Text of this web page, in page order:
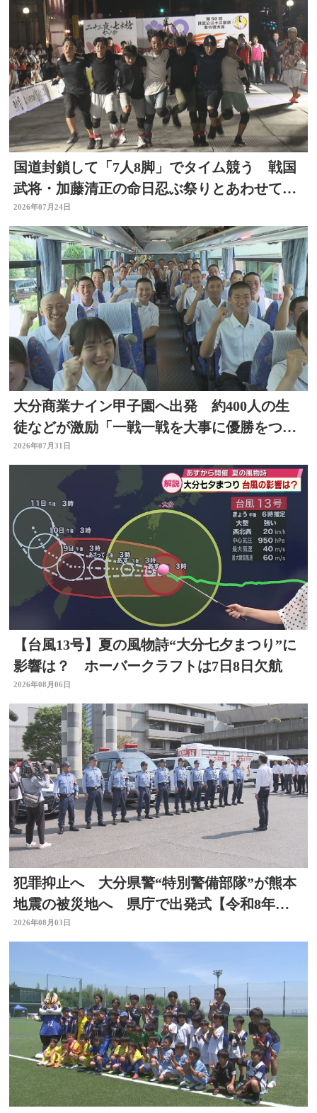
国道封鎖して「7人8脚」でタイム競う 戦国
武将・加藤清正の命日忍ぶ祭りとあわせて初
開催 大分
2026年07月24日
大分商業ナイン甲子園へ出発 約400人の生
徒などが激励「一戦一戦を大事に優勝をつか
み取って」
2026年07月31日
【台風13号】夏の風物詩“大分七夕まつり”に
影響は？ ホーバークラフトは7日8日欠航
2026年08月06日
犯罪抑止へ 大分県警“特別警備部隊”が熊本
地震の被災地へ 県庁で出発式【令和8年熊
本地震】
2026年08月03日